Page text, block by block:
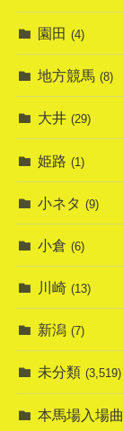
園田 (4)
地方競馬 (8)
大井 (29)
姫路 (1)
小ネタ (9)
小倉 (6)
川崎 (13)
新潟 (7)
未分類 (3,519)
本馬場入場曲